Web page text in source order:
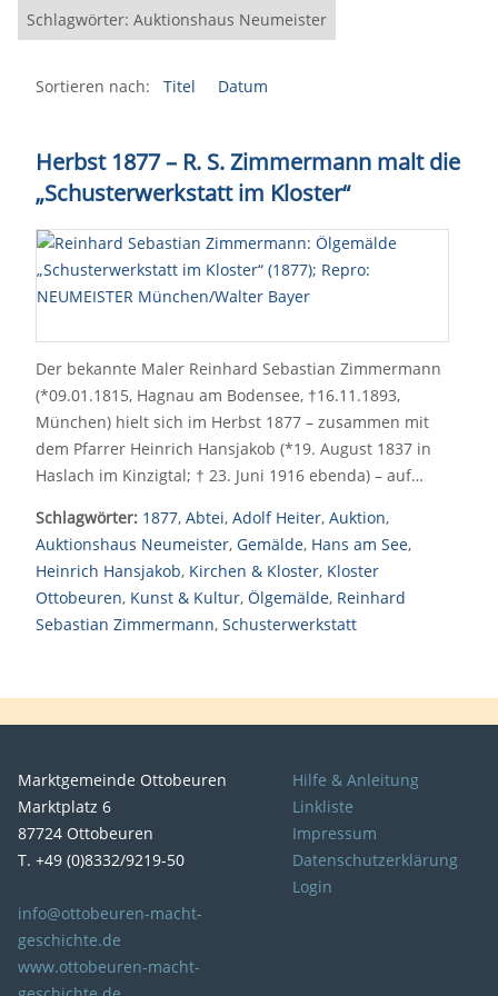
Schlagwörter: Auktionshaus Neumeister
Sortieren nach: Titel Datum
Herbst 1877 – R. S. Zimmermann malt die
„Schusterwerkstatt im Kloster“
Der bekannte Maler Reinhard Sebastian Zimmermann
(*09.01.1815, Hagnau am Bodensee, †16.11.1893,
München) hielt sich im Herbst 1877 – zusammen mit
dem Pfarrer Heinrich Hansjakob (*19. August 1837 in
Haslach im Kinzigtal; † 23. Juni 1916 ebenda) – auf…
Schlagwörter: 1877, Abtei, Adolf Heiter, Auktion,
Auktionshaus Neumeister, Gemälde, Hans am See,
Heinrich Hansjakob, Kirchen & Kloster, Kloster
Ottobeuren, Kunst & Kultur, Ölgemälde, Reinhard
Sebastian Zimmermann, Schusterwerkstatt
Marktgemeinde Ottobeuren
Marktplatz 6
87724 Ottobeuren
T. +49 (0)8332/9219-50
info@ottobeuren-macht-
geschichte.de
www.ottobeuren-macht-
Hilfe & Anleitung
Linkliste
Impressum
Datenschutzerklärung
Login